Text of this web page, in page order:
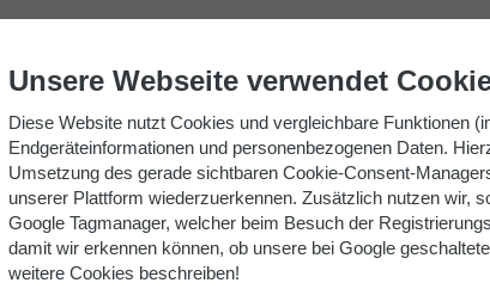
News.html
SORTIMENT
Unsere Webseite verwendet
Diese Website nutzt Cookies und vergleichbare Funktionen
Endgeräteinformationen und personenbezogenen Daten.
Umsetzung des gerade sichtbaren Cookie-Consent-
unserer Plattform wiederzuerkennen. Zusätzlich nutzen wir,
Google Tagmanager, welcher beim Besuch der
damit wir erkennen können, ob unsere bei Google
weitere Cookies beschreiben!